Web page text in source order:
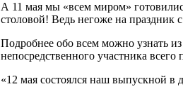
А 11 мая мы «всем миром»
столовой! Ведь негоже на праздник
Подробнее обо всем можно узнать
непосредственного участника
«12 мая состоялся наш выпускной в